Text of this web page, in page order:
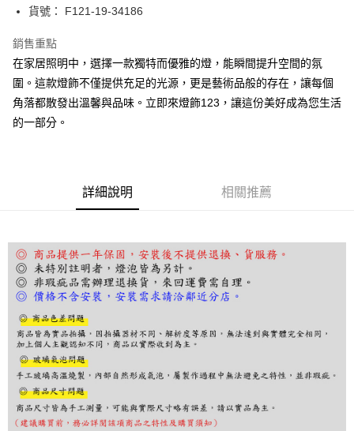
街口支付
悠遊付
Google Pay
全盈+PAY
AFTEE先享後付
【「AFTEE先享後付」結帳流程】
１．於結帳方式選擇「AFTEE先享後付」後，將跳轉至「AFTEE先享後付」
結帳頁面，進行簡訊認證並確認金額後，即可完成結帳。
２．訂單成立數日內，您將收到繳費通知簡訊。
３．收到繳費通知簡訊後14天內，點擊此簡訊中的連結，可透過四大超商／
ATM／網路銀行／等多元方式進行付款，方視為交易完成。
※ 請注意：結帳手續完成當下不需立刻繳費，但若您需要取消訂單，請聯絡
購買商品的店家。未經商家同意取消之訂單仍視為有效，需透過AFTEE先享
後付繳納相關費用。
※ 交易是否成功請以「AFTEE先享後付 」之結帳頁面顯示為準，若有關於
是否繳費成功／繳費後需取消欲退款等相關疑問，請聯繫「AFTEE先享後付
客戶支援中心」
https://netprotections.freshdesk.com/support/home
每筆NT$180，滿NT$5,000(含以上)免運費
貨號： F121-19-34186
銷售重點
在家居照明中，選擇一款獨特而優雅的燈，能瞬間提升空間的氛
圍。這款燈飾不僅提供充足的光源，更是藝術品般的存在，讓每個
角落都散發出溫馨與品味。立即來燈飾123，讓這份美好成為您生活
的一部分。
詳細說明 相關推薦